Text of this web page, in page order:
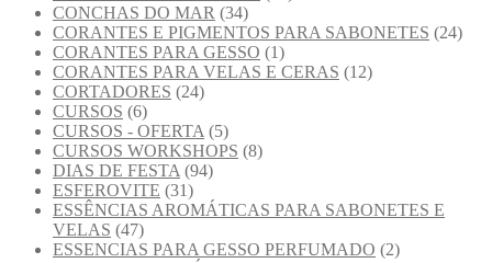
CONCHAS DO MAR (34)
CORANTES E PIGMENTOS PARA SABONETES (24)
CORANTES PARA GESSO (1)
CORANTES PARA VELAS E CERAS (12)
CORTADORES (24)
CURSOS (6)
CURSOS - OFERTA (5)
CURSOS WORKSHOPS (8)
DIAS DE FESTA (94)
ESFEROVITE (31)
ESSÊNCIAS AROMÁTICAS PARA SABONETES E
VELAS (47)
ESSENCIAS PARA GESSO PERFUMADO (2)